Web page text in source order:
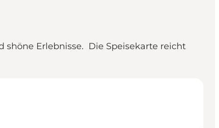
shöne Erlebnisse. Die Speisekarte reicht